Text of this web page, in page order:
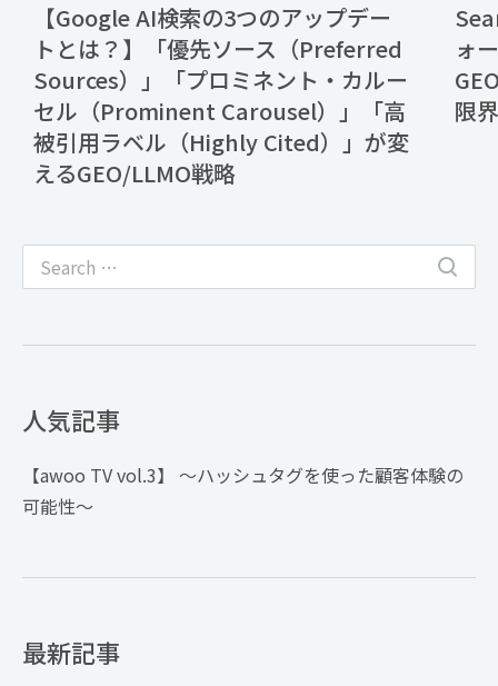
【Google AI検索の3つのアップデー
トとは？】「優先ソース（Preferred
Sources）」「プロミネント・カルー
セル（Prominent Carousel）」「高
被引用ラベル（Highly Cited）」が変
えるGEO/LLMO戦略
ォ
限界
人気記事
【awoo TV vol.3】 〜ハッシュタグを使った顧客体験の
可能性〜
最新記事